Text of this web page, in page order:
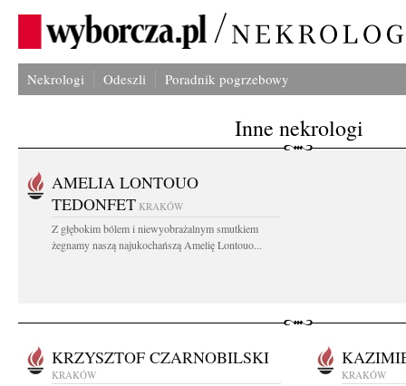
Nekrologi Odeszli Poradnik pogrzebowy
Inne nekrologi
AMELIA LONTOUO
TEDONFET KRAKÓW
Z głębokim bólem i niewyobrażalnym smutkiem
żegnamy naszą najukochańszą Amelię Lontouo...
KRZYSZTOF CZARNOBILSKI
KRAKÓW KRAKÓW